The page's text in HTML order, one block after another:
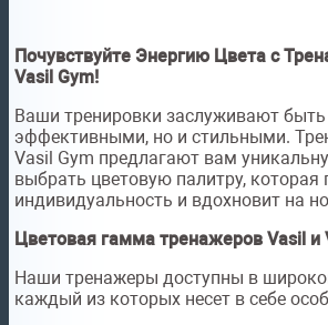
Почувствуйте Энергию Цвета с
Vasil Gym!
Ваши тренировки заслуживают быть
эффективными, но и стильными.
Vasil Gym предлагают вам
выбрать цветовую палитру, которая
индивидуальность и вдохновит на
Цветовая гамма тренажеров Vasil и
Наши тренажеры доступны в
каждый из которых несет в себе